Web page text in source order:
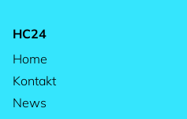
HC24
Home
Kontakt
News